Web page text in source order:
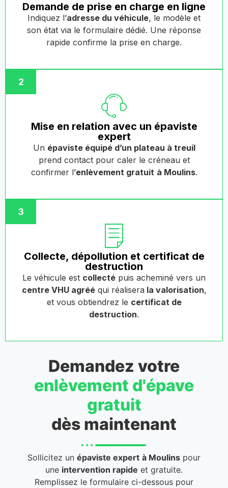
Demande de prise en charge en ligne
Indiquez l’adresse du véhicule, le modèle et
son état via le formulaire dédié. Une réponse
rapide confirme la prise en charge.
2
Mise en relation avec un épaviste
expert
Un épaviste équipé d’un plateau à treuil
prend contact pour caler le créneau et
confirmer l’enlèvement gratuit à Moulins.
3
Collecte, dépollution et certificat de
destruction
Le véhicule est collecté puis acheminé vers un
centre VHU agrééqui réalisera la valorisation,
et vous obtiendrez le certificat de
destruction.
Demandez votre
enlèvement d'épave
gratuit
dès maintenant
Sollicitez un épaviste expert à Moulinspour
une intervention rapide et gratuite.
Remplissez le formulaire ci-dessous pour